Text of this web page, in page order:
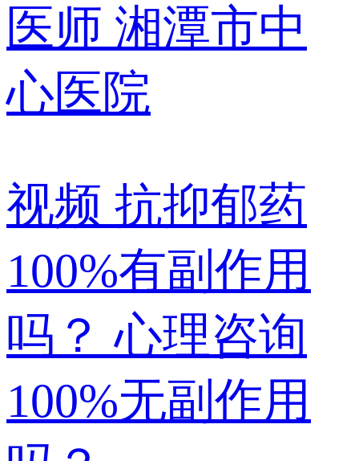
医师 湘潭市中
心医院
视频 抗抑郁药
100%有副作用
吗？ 心理咨询
100%无副作用